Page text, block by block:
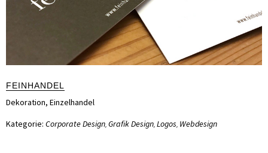
FEINHANDEL
Dekoration, Einzelhandel
Kategorie: Corporate Design Grafik Design Logos Webdesign